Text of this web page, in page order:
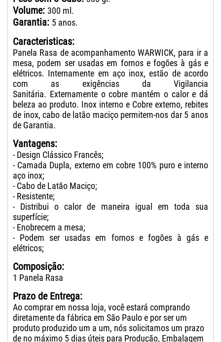
Volume: 300 ml.
Garantia: 5 anos.
Caracteristicas:
Panela Rasa de acompanhamento WARWICK, para ir a
mesa, podem ser usadas em fornos e fogões à gás e
elétricos. Internamente em aço inox, estão de acordo
com as exigências da Vigilancia
Sanitária. Externamente o cobre mantém o calor e dá
beleza ao produto. Inox interno e Cobre externo, rebites
de inox, cabo de latão maciço permitem-nos dar 5 anos
de Garantia.
Vantagens:
- Design Clássico Francês;
- Camada Dupla, externo em cobre 100% puro e interno
aço inox;
- Cabo de Latão Maciço;
- Resistente;
- Distribui o calor de maneira igual em toda sua
superfície;
- Enobrecem a mesa;
- Podem ser usadas em fornos e fogões à gás e
elétricos;
Composição:
1 Panela Rasa
Prazo de Entrega:
Ao comprar em nossa loja, você estará comprando
diretamente da fábrica em São Paulo e por ser um
produto produzido um a um, nós solicitamos um prazo
de no máximo 5 dias úteis para Produção, Embalagem